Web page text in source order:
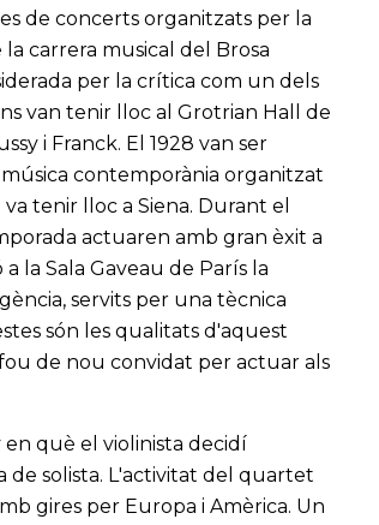
de concerts organitzats per la
carrera musical del Brosa
per la crítica com un dels
van tenir lloc al Grotrian Hall de
i Franck. El 1928 van ser
contemporània organitzat
tenir lloc a Siena. Durant el
actuaren amb gran èxit a
la Sala Gaveau de París la
servits per una tècnica
són les qualitats d'aquest
de nou convidat per actuar als
en què el violinista decidí
de solista. L'activitat del quartet
gires per Europa i Amèrica. Un